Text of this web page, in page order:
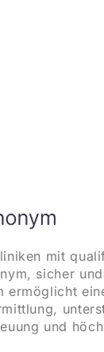
mit
sicher
ermöglicht
und